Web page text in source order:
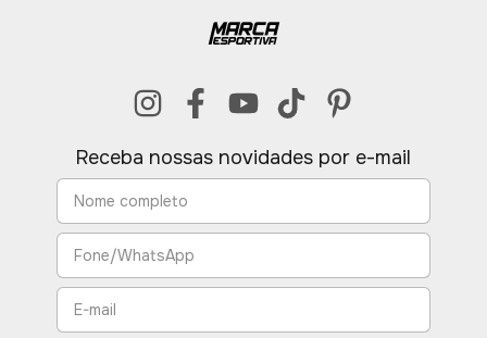
Receba nossas novidades por e-mail